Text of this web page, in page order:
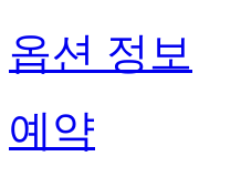
옵션 정보
예약